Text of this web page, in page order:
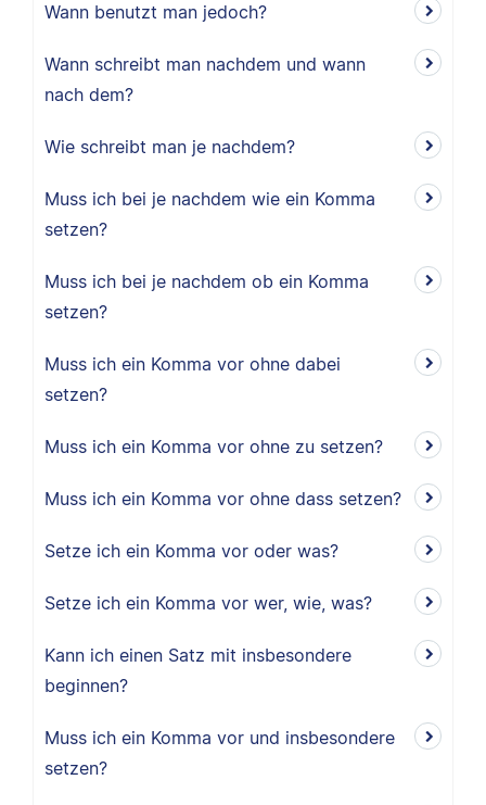
Wann benutzt man jedoch?
Wann schreibt man nachdem und wann
nach dem?
Wie schreibt man je nachdem?
Muss ich bei je nachdem wie ein Komma
setzen?
Muss ich bei je nachdem ob ein Komma
setzen?
Muss ich ein Komma vor ohne dabei
setzen?
Muss ich ein Komma vor ohne zu setzen?
Muss ich ein Komma vor ohne dass setzen?
Setze ich ein Komma vor oder was?
Setze ich ein Komma vor wer, wie, was?
Kann ich einen Satz mit insbesondere
beginnen?
Muss ich ein Komma vor und insbesondere
setzen?